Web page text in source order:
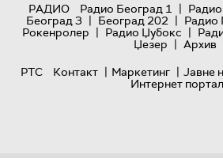
РАДИО
Радио Београд 1 |
Београд 3 | Београд 202 | Радио
Рокенролер | Радио Џубокс |
Џезер | Архив
РТС
Контакт | Маркетинг | Јавне
Интернет портал